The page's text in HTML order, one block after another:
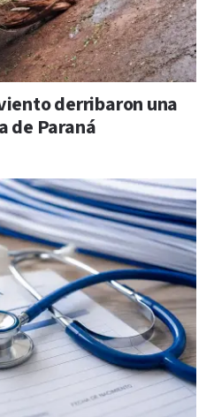
derribaron una
de Paraná